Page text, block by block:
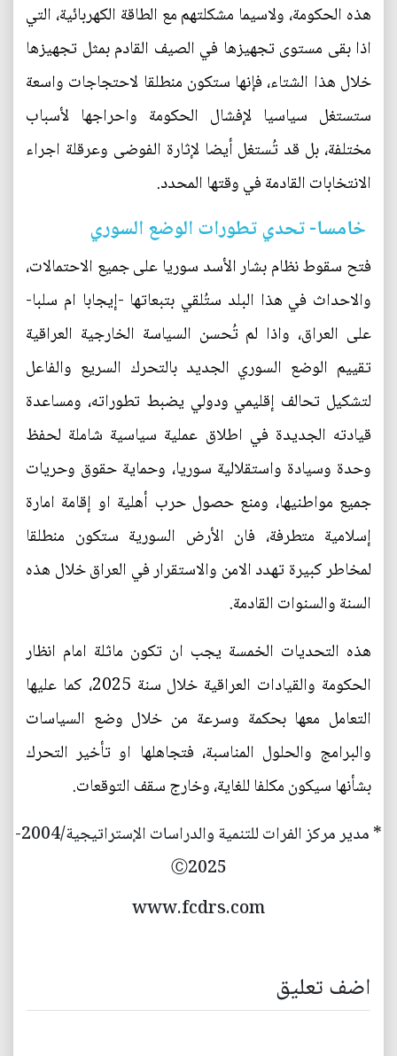
هذه الحكومة، ولاسيما مشكلتهم مع الطاقة الكهربائية، التي
اذا بقى مستوى تجهيزها في الصيف القادم بمثل تجهيزها
خلال هذا الشتاء، فإنها ستكون منطلقا لاحتجاجات واسعة
ستستغل سياسيا لإفشال الحكومة واحراجها لأسباب
مختلفة، بل قد تُستغل أيضا لإثارة الفوضى وعرقلة اجراء
الانتخابات القادمة في وقتها المحدد.
خامسا- تحدي تطورات الوضع السوري
فتح سقوط نظام بشار الأسد سوريا على جميع الاحتمالات،
والاحداث في هذا البلد ستُلقي بتبعاتها -إيجابا ام سلبا-
على العراق، واذا لم تُحسن السياسة الخارجية العراقية
تقييم الوضع السوري الجديد بالتحرك السريع والفاعل
لتشكيل تحالف إقليمي ودولي يضبط تطوراته، ومساعدة
قيادته الجديدة في اطلاق عملية سياسية شاملة لحفظ
وحدة وسيادة واستقلالية سوريا، وحماية حقوق وحريات
جميع مواطنيها، ومنع حصول حرب أهلية او إقامة امارة
إسلامية متطرفة، فان الأرض السورية ستكون منطلقا
لمخاطر كبيرة تهدد الامن والاستقرار في العراق خلال هذه
السنة والسنوات القادمة.
هذه التحديات الخمسة يجب ان تكون ماثلة امام انظار
الحكومة والقيادات العراقية خلال سنة 2025، كما عليها
التعامل معها بحكمة وسرعة من خلال وضع السياسات
والبرامج والحلول المناسبة، فتجاهلها او تأخير التحرك
بشأنها سيكون مكلفا للغاية، وخارج سقف التوقعات.
* مدير مركز الفرات للتنمية والدراسات الإستراتيجية/2004-
Ⓒ2025
www.fcdrs.com
اضف تعليق